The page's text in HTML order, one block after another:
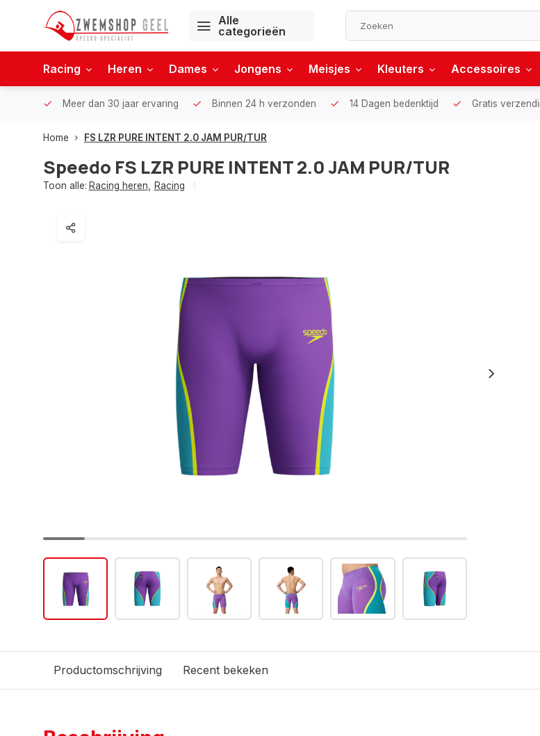
Alle
categorieën
Racing Heren Dames Jongens Meisjes Kleuters Accessoires
Meer dan 30 jaar ervaring Binnen 24 h verzonden 14 Dagen bedenktijd Gratis
Home FS LZR PURE INTENT 2.0 JAM PUR/TUR
Speedo FS LZR PURE INTENT 2.0 JAM PUR/TUR
Toon alle: Racing heren Racing
Productomschrijving Recent bekeken